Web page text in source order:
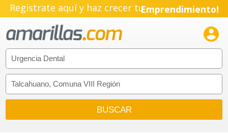
Regístrate aquí y haz crecer tuEmprendimiento!
